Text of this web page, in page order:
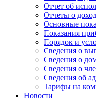
Отчет об
Отчеты о
Основные
Показания
Порядок и
Сведения о
Сведения о
Сведения о
Сведения об
Тарифы на
Новости